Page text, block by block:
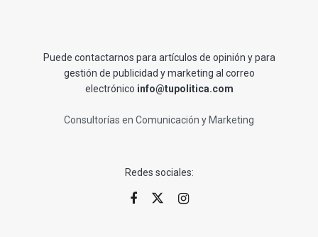
Puede contactarnos para artículos de opinión y para
gestión de publicidad y marketing al correo
electrónico info@tupolitica.com
Consultorías en Comunicación y Marketing
Redes sociales: